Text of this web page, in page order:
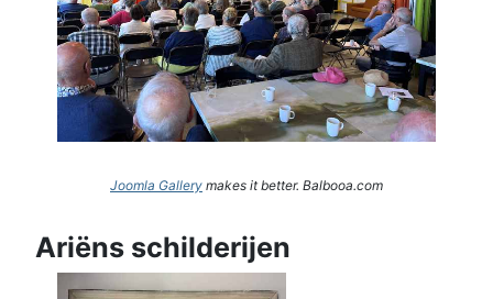
Joomla Gallery makes it better. Balbooa.com
Ariëns schilderijen